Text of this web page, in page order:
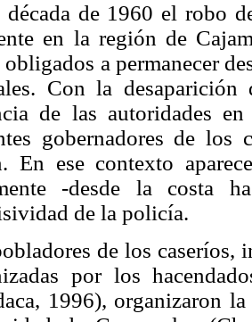
de 1960 el robo
en la región de
a permanecer
Con la
de las autoridades
gobernadores de los
En ese contexto
-desde la costa
de la policía.
de los caseríos,
por los
1996), organizaron